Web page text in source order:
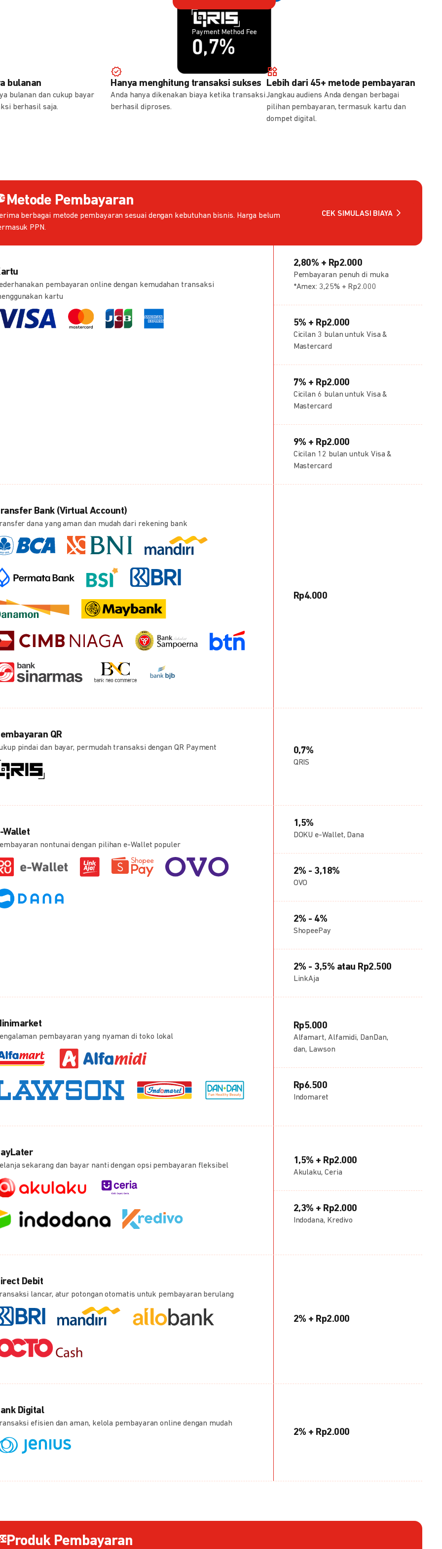
Payment Method Fee
0,7%
Payment Method Fee
1,5%
bulanan
bulanan dan cukup bayar
berhasil saja.
Hanya menghitung transaksi sukses
Anda hanya dikenakan biaya ketika transaksi
berhasil diproses.
Lebih dari 45+ metode pembayaran
Jangkau audiens Anda dengan berbagai
pilihan pembayaran, termasuk kartu dan
dompet digital.
Metode Pembayaran
berbagai metode pembayaran sesuai dengan kebutuhan bisnis. Harga belum
PPN.
CEK SIMULASI BIAYA
pembayaran online dengan kemudahan transaksi
kartu
2,80% + Rp2.000
Pembayaran penuh di muka
*Amex: 3,25% + Rp2.000
5% + Rp2.000
Cicilan 3 bulan untuk Visa &
Mastercard
7% + Rp2.000
Cicilan 6 bulan untuk Visa &
Mastercard
9% + Rp2.000
Cicilan 12 bulan untuk Visa &
Mastercard
Bank (Virtual Account)
dana yang aman dan mudah dari rekening bank
Rp4.000
QR
pindai dan bayar, permudah transaksi dengan QR Payment 0,7%
QRIS
Wallet
nontunai dengan pilihan e-Wallet populer
1,5%
DOKU e-Wallet, Dana
2% - 3,18%
OVO
2% - 4%
ShopeePay
2% - 3,5% atau Rp2.500
LinkAja
pembayaran yang nyaman di toko lokal
Rp5.000
Alfamart, Alfamidi, DanDan,
dan, Lawson
Rp6.500
Indomaret
sekarang dan bayar nanti dengan opsi pembayaran fleksibel
1,5% + Rp2.000
Akulaku, Ceria
2,3% + Rp2.000
Indodana, Kredivo
Debit
lancar, atur potongan otomatis untuk pembayaran berulang
2% + Rp2.000
Digital
efisien dan aman, kelola pembayaran online dengan mudah
2% + Rp2.000
Produk Pembayaran